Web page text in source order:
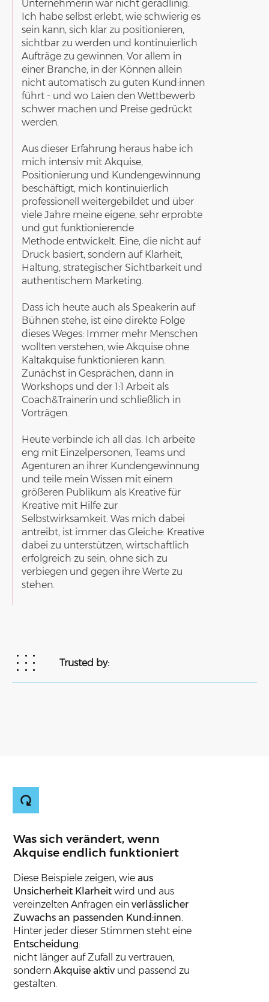
Unternehmerin war nicht geradlinig.
Ich habe selbst erlebt, wie schwierig es
sein kann, sich klar zu positionieren,
sichtbar zu werden und kontinuierlich
Aufträge zu gewinnen. Vor allem in
einer Branche, in der Können allein
nicht automatisch zu guten Kund:innen
führt - und wo Laien den Wettbewerb
schwer machen und Preise gedrückt
werden.
Aus dieser Erfahrung heraus habe ich
mich intensiv mit Akquise,
Positionierung und Kundengewinnung
beschäftigt, mich kontinuierlich
professionell weitergebildet und über
viele Jahre meine eigene, sehr erprobte
und gut funktionierende
Methode entwickelt. Eine, die nicht auf
Druck basiert, sondern auf Klarheit,
Haltung, strategischer Sichtbarkeit und
authentischem Marketing.
Dass ich heute auch als Speakerin auf
Bühnen stehe, ist eine direkte Folge
dieses Weges: Immer mehr Menschen
wollten verstehen, wie Akquise ohne
Kaltakquise funktionieren kann.
Zunächst in Gesprächen, dann in
Workshops und der 1:1 Arbeit als
Coach&Trainerin und schließlich in
Vorträgen.
Heute verbinde ich all das. Ich arbeite
eng mit Einzelpersonen, Teams und
Agenturen an ihrer Kundengewinnung
und teile mein Wissen mit einem
größeren Publikum als Kreative für
Kreative mit Hilfe zur
Selbstwirksamkeit. Was mich dabei
antreibt, ist immer das Gleiche: Kreative
dabei zu unterstützen, wirtschaftlich
erfolgreich zu sein, ohne sich zu
verbiegen und gegen ihre Werte zu
stehen.
Trusted by:
Was sich verändert, wenn
Akquise endlich funktioniert
Diese Beispiele zeigen, wie aus
Unsicherheit Klarheit wird und aus
vereinzelten Anfragen ein verlässlicher
Zuwachs an passenden Kund:innen.
Hinter jeder dieser Stimmen steht eine
Entscheidung:
nicht länger auf Zufall zu vertrauen,
sondern Akquise aktiv und passend zu
gestalten.